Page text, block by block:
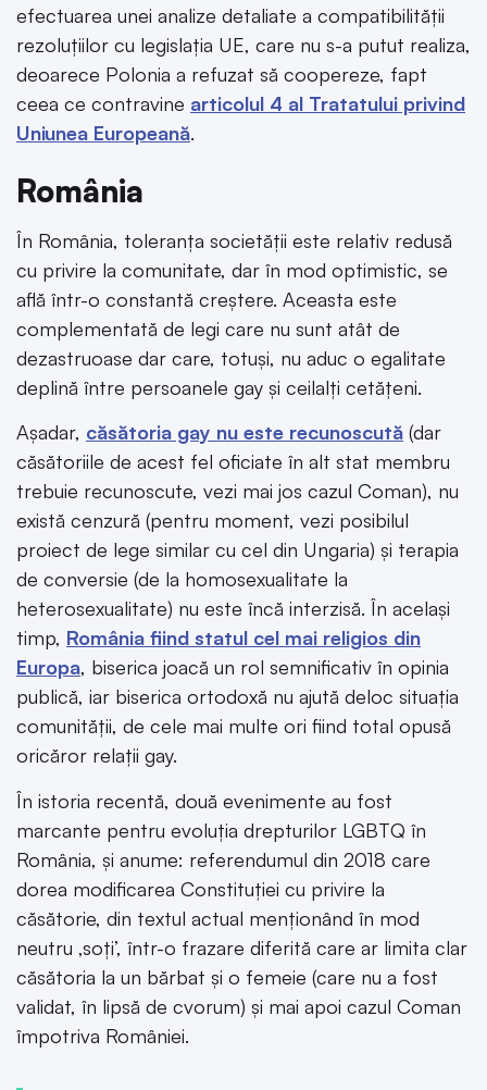
efectuarea unei analize detaliate a compatibilității
rezoluțiilor cu legislația UE, care nu s-a putut realiza,
deoarece Polonia a refuzat să coopereze, fapt
ceea ce contravine articolul 4 al Tratatului privind
Uniunea Europeană.
România
În România, toleranța societății este relativ redusă
cu privire la comunitate, dar în mod optimistic, se
află într-o constantă creștere. Aceasta este
complementată de legi care nu sunt atât de
dezastruoase dar care, totuși, nu aduc o egalitate
deplină între persoanele gay și ceilalți cetățeni.
Așadar, căsătoria gay nu este recunoscută (dar
căsătoriile de acest fel oficiate în alt stat membru
trebuie recunoscute, vezi mai jos cazul Coman), nu
există cenzură (pentru moment, vezi posibilul
proiect de lege similar cu cel din Ungaria) și terapia
de conversie (de la homosexualitate la
heterosexualitate) nu este încă interzisă. În același
timp, România fiind statul cel mai religios din
Europa, biserica joacă un rol semnificativ în opinia
publică, iar biserica ortodoxă nu ajută deloc situația
comunității, de cele mai multe ori fiind total opusă
oricăror relații gay.
În istoria recentă, două evenimente au fost
marcante pentru evoluția drepturilor LGBTQ în
România, și anume: referendumul din 2018 care
dorea modificarea Constituției cu privire la
căsătorie, din textul actual menționând în mod
neutru ‚soți’, într-o frazare diferită care ar limita clar
căsătoria la un bărbat și o femeie (care nu a fost
validat, în lipsă de cvorum) și mai apoi cazul Coman
împotriva României.